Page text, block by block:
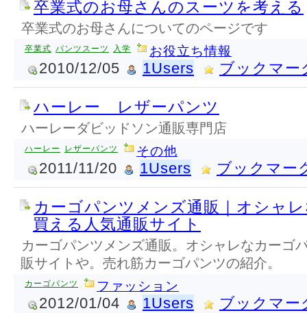
卒業式のお母さんのスーツを考える
卒業式のお母さんについてのページです
卒業式 パンツスーツ 入学 お役立ち情報
2010/12/05 1Users ブックマー
ハーレー レザーパンツ
ハーレーダビッドソン通販専門店
ハーレー レザーパンツ その他
2011/11/20 1Users ブックマー
カーゴパンツメンズ通販｜オシャ
買える人気通販サイト
カーゴパンツメンズ通販。オシャレなカーゴ
販サイトや。売れ筋カーゴパンツの紹介。
カーゴパンツ ファッション
2012/01/04 1Users ブックマー